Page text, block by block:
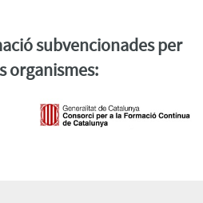
subvencionades per
organismes: